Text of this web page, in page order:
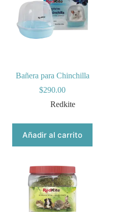
Bañera para Chinchilla
$290.00
Redkite
Añadir al carrito